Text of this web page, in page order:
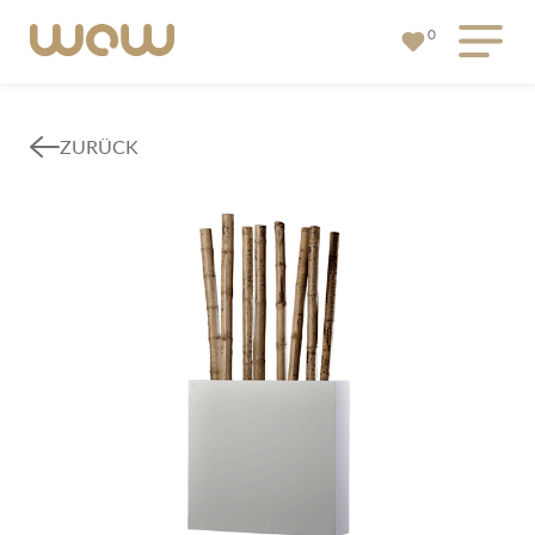
0
ZURÜCK